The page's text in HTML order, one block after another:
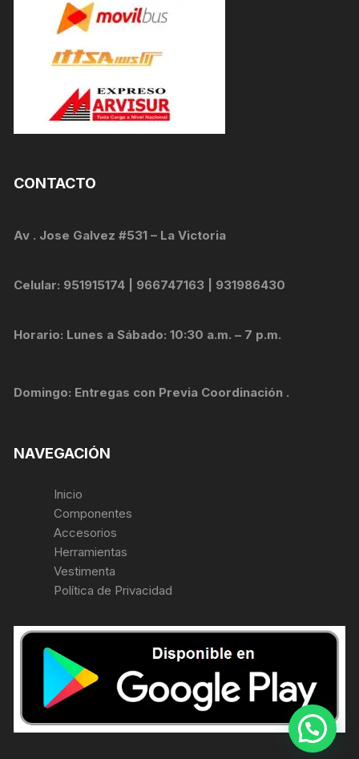
CONTACTO
Av . Jose Galvez #531 – La Victoria
Celular: 951915174 | 966747163 | 931986430
Horario: Lunes a Sábado: 10:30 a.m. – 7 p.m.
Domingo: Entregas con Previa Coordinación .
NAVEGACIÓN
Inicio
Componentes
Accesorios
Herramientas
Vestimenta
Política de Privacidad